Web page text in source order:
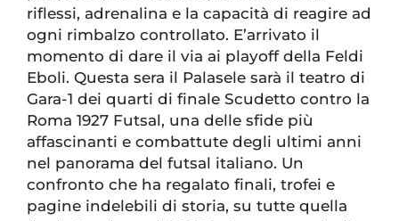
riflessi, adrenalina e la capacità di reagire ad
ogni rimbalzo controllato. E’arrivato il
momento di dare il via ai playoff della Feldi
Eboli. Questa sera il Palasele sarà il teatro di
Gara-1 dei quarti di finale Scudetto contro la
Roma 1927 Futsal, una delle sfide più
affascinanti e combattute degli ultimi anni
nel panorama del futsal italiano. Un
confronto che ha regalato finali, trofei e
pagine indelebili di storia, su tutte quella